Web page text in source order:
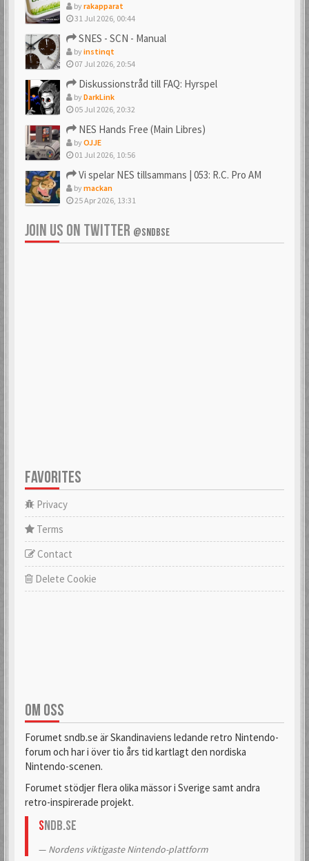
byrakapparat
31 Jul 2026, 00:44
SNES - SCN - Manual
byinstinqt
07 Jul 2026, 20:54
Diskussionstråd till FAQ: Hyrspel
byDarkLink
05 Jul 2026, 20:32
NES Hands Free (Main Libres)
byOJJE
01 Jul 2026, 10:56
Vi spelar NES tillsammans | 053: R.C. Pro AM
bymackan
25 Apr 2026, 13:31
JOIN US ON TWITTER @SNDBSE
FAVORITES
Privacy
Terms
Contact
Delete Cookie
OM OSS
Forumet sndb.se är Skandinaviens ledande retro Nintendo-
forum och har i över tio års tid kartlagt den nordiska
Nintendo-scenen.
Forumet stödjer flera olika mässor i Sverige samt andra
retro-inspirerade projekt.
SNDB.se
Nordens viktigaste Nintendo-plattform